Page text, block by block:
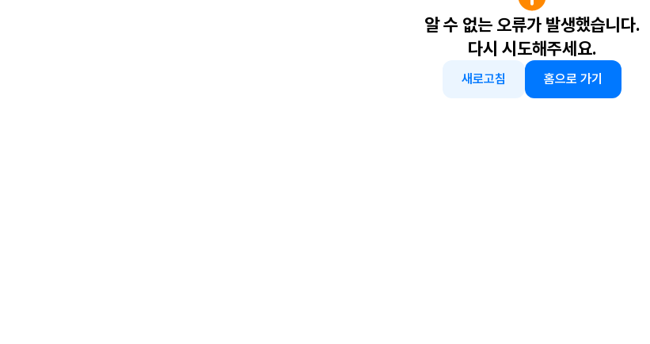
알 수 없는 오류가 발생했습니다.
다시 시도해주세요.
새로고침 홈으로 가기